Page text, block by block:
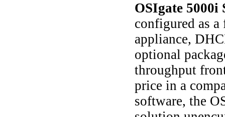
OSIgate 5000i
configured as
appliance,
optional
throughput
price in a
software, the